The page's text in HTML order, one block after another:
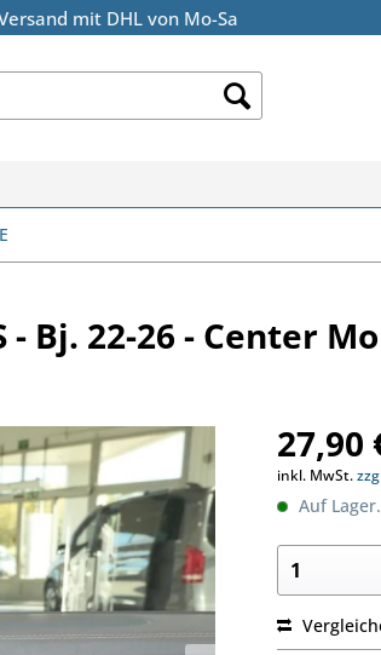
mit DHL von Mo-Sa
- Bj. 22-26 - Center
27,90
inkl. MwSt.
Auf